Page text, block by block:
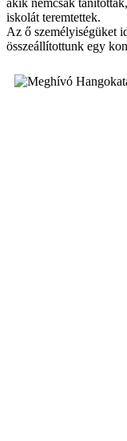
akik nemcsak
iskolát teremtettek.
Az ő személyiségüket
összeállítottunk egy